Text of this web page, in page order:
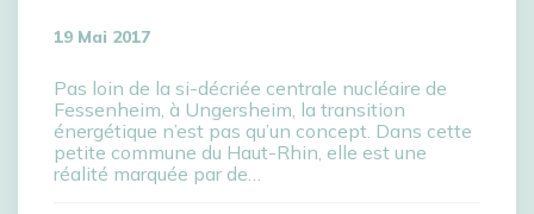
19 Mai 2017
Pas loin de la si-décriée centrale nucléaire de
Fessenheim, à Ungersheim, la transition
énergétique n’est pas qu’un concept. Dans cette
petite commune du Haut-Rhin, elle est une
réalité marquée par de…